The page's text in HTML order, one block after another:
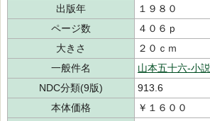
出版年
１９８０
ページ数
４０６ｐ
大きさ
２０ｃｍ
一般件名
山本五十六-小説
NDC分類(9版)
913.6
本体価格
￥１６００